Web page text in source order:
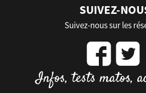
SUIVEZ-
Suivez-nous sur les